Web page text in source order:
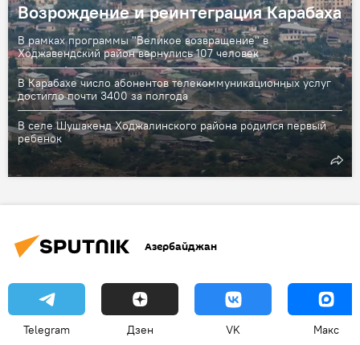
Возрождение и реинтеграция Карабаха
В рамках программы "Великое возвращение" в
Ходжавендский район вернулись 107 человек
В Карабахе число абонентов телекоммуникационных услуг
достигло почти 3400 за полгода
В селе Шушакенд Ходжалинского района родился первый
ребенок
Азербайджан
Telegram Дзен VK Макс